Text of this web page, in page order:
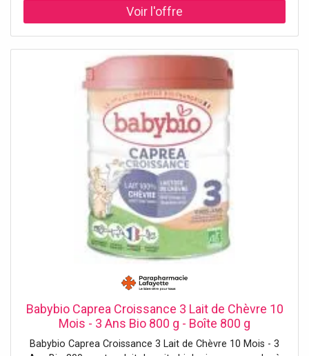
Babybio Caprea Croissance 3 Lait de Chèvre 10
Mois - 3 Ans Bio 800 g - Boîte 800 g
Babybio Caprea Croissance 3 Lait de Chèvre 10 Mois - 3